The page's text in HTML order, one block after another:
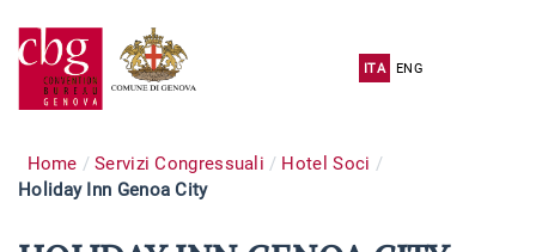
ITA ENG
Home Servizi Congressuali
Hotel Soci
Holiday Inn Genoa City